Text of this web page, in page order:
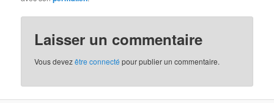
Laisser un commentaire
Vous devezêtre connecté pour publier un commentaire.